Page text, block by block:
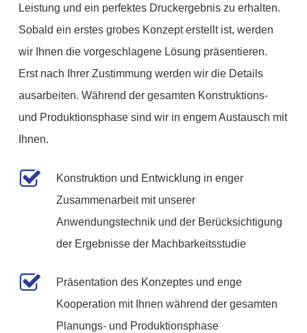
Leistung und ein perfektes Druckergebnis zu erhalten.
Sobald ein erstes grobes Konzept erstellt ist, werden
wir Ihnen die vorgeschlagene Lösung präsentieren.
Erst nach Ihrer Zustimmung werden wir die Details
ausarbeiten. Während der gesamten Konstruktions-
und Produktionsphase sind wir in engem Austausch mit
Ihnen.
Konstruktion und Entwicklung in enger
Zusammenarbeit mit unserer
Anwendungstechnik und der Berücksichtigung
der Ergebnisse der Machbarkeitsstudie
Präsentation des Konzeptes und enge
Kooperation mit Ihnen während der gesamten
Planungs- und Produktionsphase